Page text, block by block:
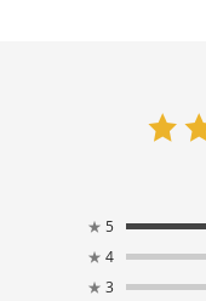
★ 5
★ 4
★ 3